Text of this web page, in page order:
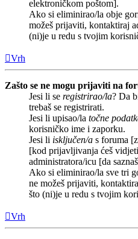
elektroničkom poštom].
Ako si eliminirao/la obje
možeš prijaviti, kontaktiraj
(ni)je u redu s tvojim
Vrh
Zašto se ne mogu prijaviti na
Jesi li se registrirao/la? Da
trebaš se registrirati.
Jesi li upisao/la točne
korisničko ime i zaporku.
Jesi li isključen/a s foruma
[kod prijavljivanja ćeš
administratora/icu [da
Ako si eliminirao/la sve tri
ne možeš prijaviti,
što (ni)je u redu s tvojim
Vrh